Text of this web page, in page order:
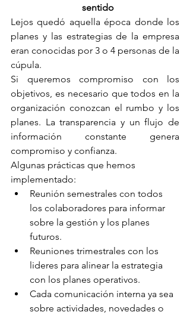
sentido
Lejos quedó aquella época donde los
planes y las estrategias de la empresa
eran conocidas por 3 o 4 personas de la
cúpula.
Si queremos compromiso con los
objetivos, es necesario que todos en la
organización conozcan el rumbo y los
planes. La transparencia y un flujo de
información constante genera
compromiso y confianza.
Algunas prácticas que hemos
implementado:
Reunión semestrales con todos
los colaboradores para informar
sobre la gestión y los planes
futuros.
Reuniones trimestrales con los
lideres para alinear la estrategia
con los planes operativos.
Cada comunicación interna ya sea
sobre actividades, novedades o